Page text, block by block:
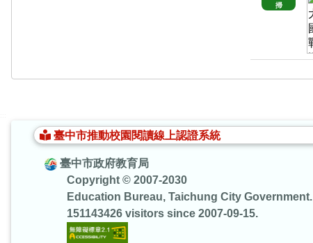
掃
臺中市推動校園閱讀線上認證系統
臺中市政府教育局
Copyright © 2007-2030
Education Bureau, Taichung City Government.
151143426 visitors since 2007-09-15.